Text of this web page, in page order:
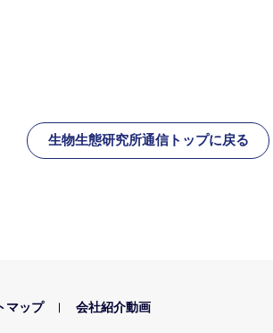
生物生態研究所通信トップに戻る
マップ 会社紹介動画